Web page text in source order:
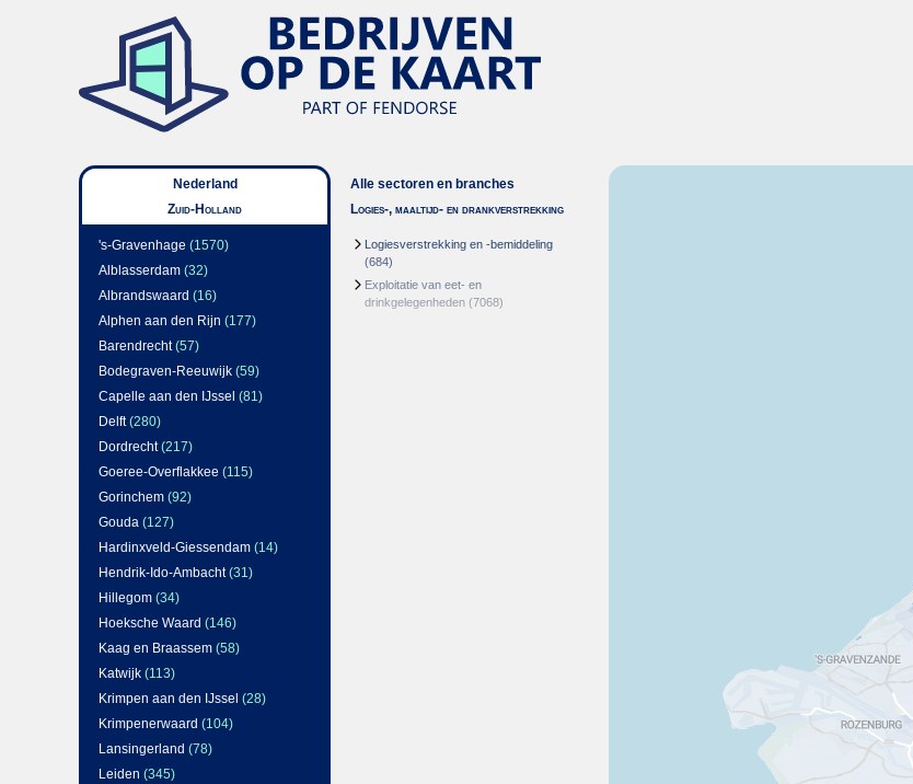
Nederland
Zuid-Holland
's-Gravenhage (1570)
Alblasserdam (32)
Albrandswaard (16)
Alphen aan den Rijn (177)
Barendrecht(57)
Bodegraven-Reeuwijk (59)
Capelle aan den IJssel (81)
Delft(280)
Dordrecht(217)
Goeree-Overflakkee (115)
Gorinchem (92)
Gouda (127)
Hardinxveld-Giessendam (14)
Hendrik-Ido-Ambacht(31)
Hillegom (34)
Hoeksche Waard (146)
Kaag en Braassem (58)
Katwijk (113)
Krimpen aan den IJssel (28)
Krimpenerwaard (104)
Lansingerland (78)
Leiden (345)
Alle sectoren en branches
Logies-, maaltijd- en drankverstrekking
Logiesverstrekking en -bemiddeling
(684)
Exploitatie van eet- en
drinkgelegenheden (7068)